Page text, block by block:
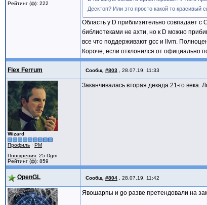
Рейтинг (ф): 222
Десктоп? Или это просто какой то красивый
Область у D приблизительно совпадает с
библиотеками не ахти, но к D можно
все что поддерживают gcc и llvm.
Короче, если отклонился от официально
Flex Ferrum Сообщ. #803 28.07.19, 11:33
Wizard
Профиль · PM
Поощрения: 25 Dgm
Рейтинг (ф): 859
Заканчивалась вторая декада 21-го
OpenGL Сообщ. #804 28.07.19, 11:42
Явошарпы и go разве претендовали на